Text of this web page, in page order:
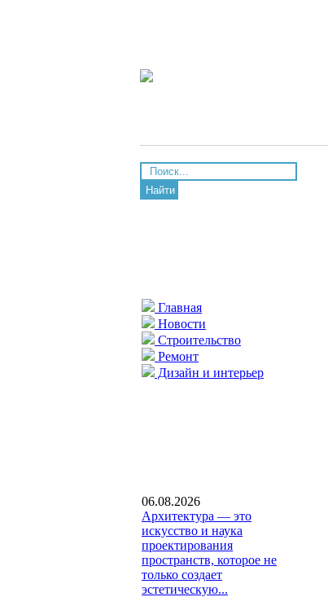
Найти
Главная
Новости
Строительство
Ремонт
Дизайн и интерьер
06.08.2026
Архитектура — это
искусство и наука
проектирования
пространств, которое не
только создает
эстетическую...